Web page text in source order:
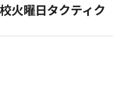
火曜日タクティク